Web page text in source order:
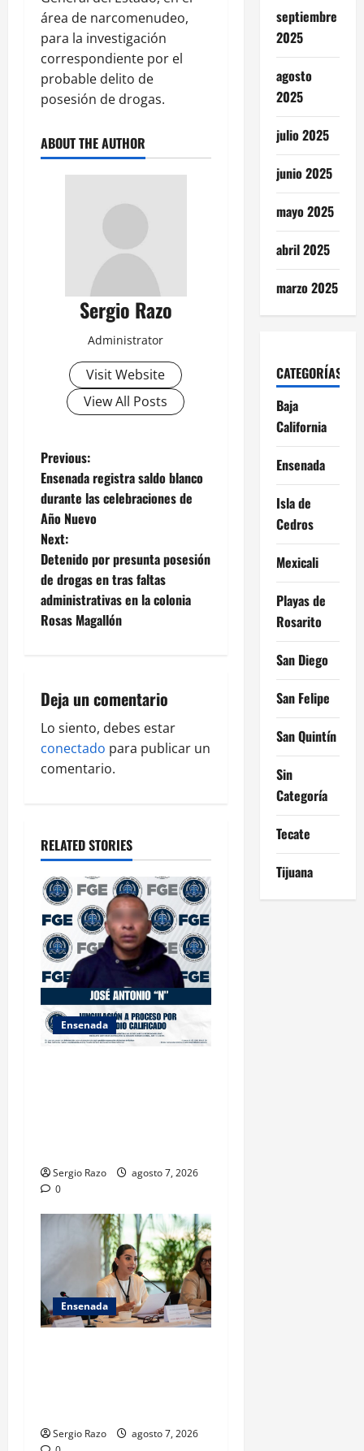
área de narcomenudeo,
para la investigación
correspondiente por el
probable delito de
posesión de drogas.
ABOUT THE AUTHOR
Sergio Razo
Administrator
Visit Website
View All Posts
P
o
s
t
n
a
i
g
a
i
o
n
Previous:
Ensenada registra saldo blanco
durante las celebraciones de
Año Nuevo
Next:
Detenido por presunta posesión
de drogas en tras faltas
administrativas en la colonia
Rosas Magallón
Deja un comentario
Lo siento, debes estar
conectado para publicar un
comentario.
RELATED STORIES
Ensenada
Sergio Razo
agosto 7, 2026
0
Ensenada
Sergio Razo
agosto 7, 2026
septiembre
2025
agosto
2025
julio 2025
junio 2025
mayo 2025
abril 2025
marzo 2025
CATEGORÍAS
Baja
California
Ensenada
Isla de
Cedros
Mexicali
Playas de
Rosarito
San Diego
San Felipe
San Quintín
Sin
Categoría
Tecate
Tijuana